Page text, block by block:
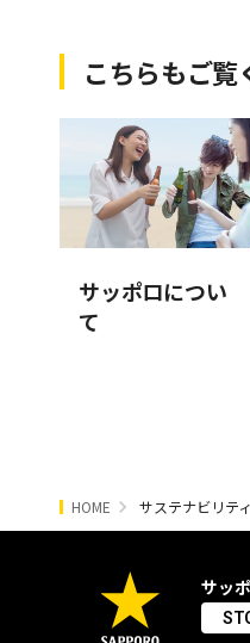
こちらもご覧
サッポロについ
て
HOME サステナビリティ
サッ